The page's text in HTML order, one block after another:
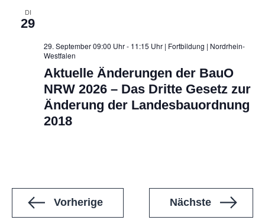
DI
29
29. September 09:00 Uhr - 11:15 Uhr | Fortbildung | Nordrhein-
Westfalen
Aktuelle Änderungen der BauO
NRW 2026 – Das Dritte Gesetz zur
Änderung der Landesbauordnung
2018
VorherigeVeranstaltungenNächste